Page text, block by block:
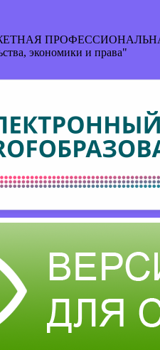
экономики и права"